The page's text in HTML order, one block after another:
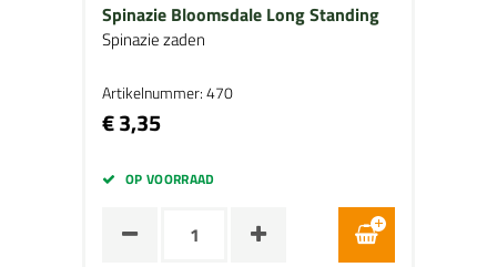
Spinazie Bloomsdale Long Standing
Spinazie zaden
Artikelnummer: 470
€ 3,35
OP VOORRAAD